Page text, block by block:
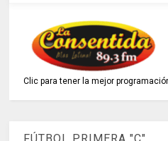
Clic para tener la mejor